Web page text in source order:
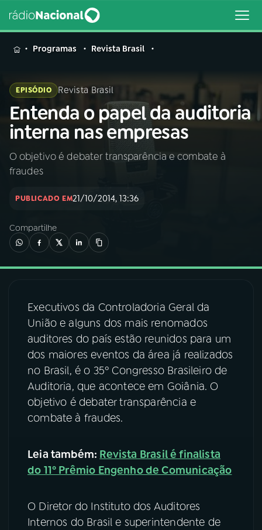
MENU
Buscar
na
Rádio
Nacional
Buscar
02A RÁDIO
04PROGRAMAS
05PODCASTS
06VIDEOCASTS
ACOMPANHE A RÁDIO NACIONAL
Programas Revista Brasil
EPISÓDIO Revista Brasil
Entenda o papel da auditoria
interna nas empresas
O objetivo é debater transparência e combate à
fraudes
PUBLICADO EM21/10/2014, 13:36
Compartilhe
Executivos da Controladoria Geral da
União e alguns dos mais renomados
auditores do país estão reunidos para um
dos maiores eventos da área já realizados
no Brasil, é o 35º Congresso Brasileiro de
Auditoria, que acontece em Goiânia. O
objetivo é debater transparência e
combate à fraudes.
Leia também: Revista Brasil é finalista
do 11º Prêmio Engenho de Comunicação
O Diretor do Instituto dos Auditores
Internos do Brasil e superintendente de